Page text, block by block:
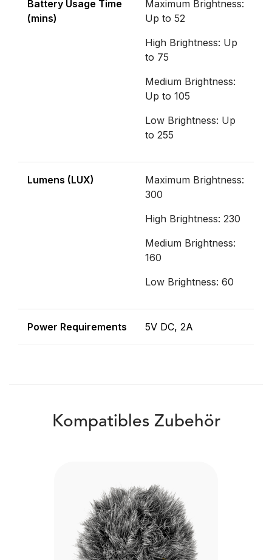
Battery Usage Time
(mins)
Maximum Brightness:
Up to 52
High Brightness: Up
to 75
Medium Brightness:
Up to 105
Low Brightness: Up
to 255
Lumens (LUX)
Maximum Brightness:
300
High Brightness: 230
Medium Brightness:
160
Low Brightness: 60
Power Requirements 5V DC, 2A
Kompatibles Zubehör